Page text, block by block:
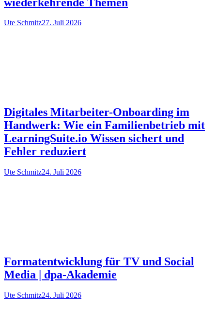
Ute Schmitz27. Juli 2026
Digitales Mitarbeiter-Onboarding im
Handwerk: Wie ein Familienbetrieb mit
LearningSuite.io Wissen sichert und
Fehler reduziert
Ute Schmitz24. Juli 2026
Formatentwicklung für TV und Social
Media | dpa-Akademie
Ute Schmitz24. Juli 2026